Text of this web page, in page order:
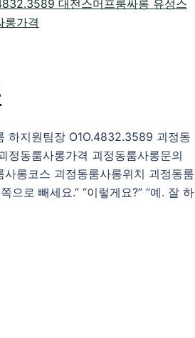
하지원팀장 O1O.4832.3589 괴정동
정동룸사롱가격 괴정동룸사롱문의
롱코스 괴정동룸사롱위치 괴정동룸
으로 빼세요.” “이렇게요?” “예. 잘 하